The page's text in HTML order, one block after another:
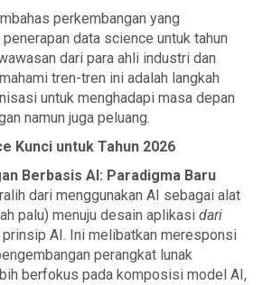
perkembangan yang
data science untuk tahun
dari para ahli industri dan
tren-tren ini adalah langkah
untuk menghadapi masa depan
namun juga peluang.
Kunci untuk Tahun 2026
Berbasis AI: Paradigma Baru
dari menggunakan AI sebagai alat
palu) menuju desain aplikasi dari
AI. Ini melibatkan meresponsi
perangkat lunak
berfokus pada komposisi model AI,